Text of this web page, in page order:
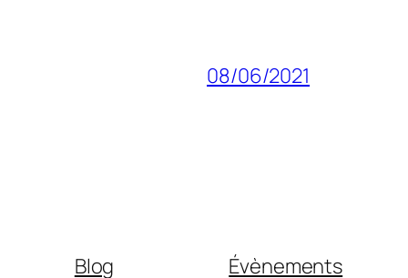
08/06/2021
Blog Évènements